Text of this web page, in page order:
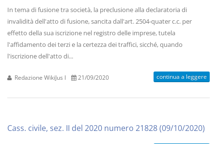
In tema di fusione tra società, la preclusione alla declaratoria di
invalidità dell'atto di fusione, sancita dall'art. 2504-quater c.c. per
effetto della sua iscrizione nel registro delle imprese, tutela
l'affidamento dei terzi e la certezza dei traffici, sicché, quando
l'iscrizione dell'atto di...
Redazione WikiJus I 21/09/2020 continua a leggere
Cass. civile, sez. II del 2020 numero 21828 (09/10/2020)